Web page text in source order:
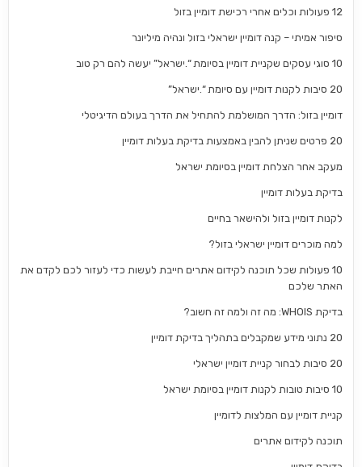
12 פעולות וכלים אחרי רכישת דומיין בזול
סיפור אמיתי – קנה דומיין ישראלי בזול ונהיה מיליונר
10 סוגי עסקים שקניית דומיין בסיומת “.ישראל” יעשה להם רק טוב
20 סיבות לקנות דומיין עם סיומת “.ישראל”
דומיין בזול: הדרך המושלמת להתחיל את הדרך בעולם הדיגיטלי
20 פרטים שניתן להבין באמצעות בדיקת בעלות דומיין
מעקב אחר הצלחת דומיין בסיומת ישראל
בדיקת בעלות דומיין
לקנות דומיין בזול ולהישאר בחיים
למה מוכרים דומיין ישראלי בזול?
10 פעולות שכל תוכנה לקידום אתרים חייבת לעשות כדי לעזור לכם לקדם את
האתר שלכם
בדיקת WHOIS: מה זה ולמה זה חשוב?
20 נתוני מידע שמקבלים בתהליך בדיקת דומיין
20 סיבות לבחור קניית דומיין ישראלי
10 סיבות טובות לקנות דומיין בסיומת ישראל
קניית דומיין עם המלצות לדומיין
תוכנה לקידום אתרים